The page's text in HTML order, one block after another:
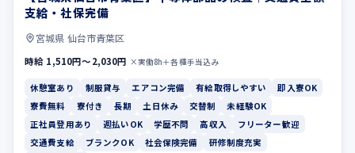
支給・社保完備
宮城県 仙台市青葉区
時給 1,510円〜2,030円 ×実働8h＋各種手当込み
休憩室あり 制服貸与 エアコン完備 有給取得しやすい
即入寮OK
寮費無料
寮付き 長期 土日休み 交替制
未経験OK
正社員登用あり
週払いOK 学歴不問 高収入
フリーター歓迎
交通費支給
ブランクOK 社会保険完備
研修制度充実